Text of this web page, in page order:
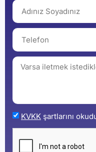
KVKK şartlarını